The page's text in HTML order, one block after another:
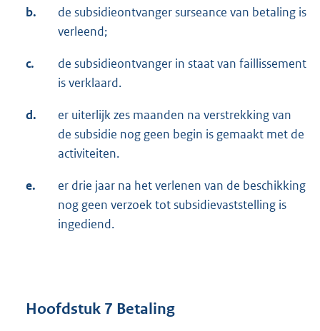
b.
de subsidieontvanger surseance van betaling is
verleend;
c.
de subsidieontvanger in staat van faillissement
is verklaard.
d.
er uiterlijk zes maanden na verstrekking van
de subsidie nog geen begin is gemaakt met de
activiteiten.
e.
er drie jaar na het verlenen van de beschikking
nog geen verzoek tot subsidievaststelling is
ingediend.
Hoofdstuk 7 Betaling